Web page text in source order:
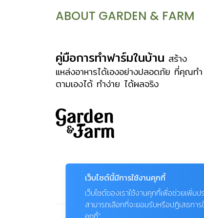
ABOUT GARDEN & FARM
คู่มือการทำฟาร์มในบ้าน สร้าง
แหล่งอาหารได้เองอย่างปลอดภัย ที่คุณทำ
ตามเองได้ ทำง่าย ได้ผลจริง
เว็บไซต์นี้มีการใช้งานคุกกี้
เว็บไซต์ของเราใช้งานคุกกี้เพื่อช่วยเพิ่
สามารถเลือกที่จะยอมรับหรือปฏิเสธกา